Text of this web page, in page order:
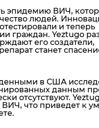
эпидемию ВИЧ,
людей.
и теперь
граждан. Yeztugo
его создатели,
станет
в США
данным
отсутствуют.
ВИЧ, что приведет к